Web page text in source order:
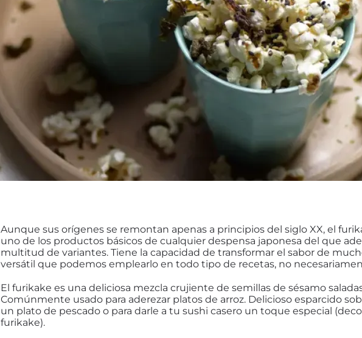
Aunque sus orígenes se remontan apenas a principios del siglo XX, el
uno de los productos básicos de cualquier despensa japonesa del que
multitud de variantes. Tiene la capacidad de transformar el sabor de
versátil que podemos emplearlo en todo tipo de recetas, no
El furikake es una deliciosa mezcla crujiente de semillas de sésamo
Comúnmente usado para aderezar platos de arroz. Delicioso esparcido
un plato de pescado o para darle a tu sushi casero un toque especial
furikake).